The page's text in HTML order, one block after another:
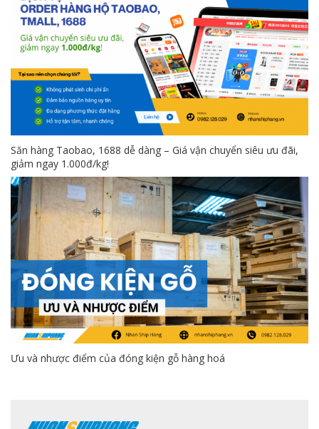
Săn hàng Taobao, 1688 dễ dàng – Giá vận chuyển siêu ưu đãi,
giảm ngay 1.000đ/kg!
Ưu và nhược điểm của đóng kiện gỗ hàng hoá